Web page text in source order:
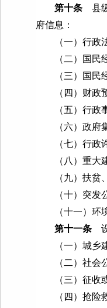
第十条县级
府信息：
（一）行政法
（二）国民经
（三）国民经
（四）财政预
（五）行政事
（六）政府集
（七）行政许
（八）重大建
（九）扶贫、
（十）突发公
（十一）环境
第十一条设
（一）城乡建
（二）社会公
（三）征收或
（四）抢险救